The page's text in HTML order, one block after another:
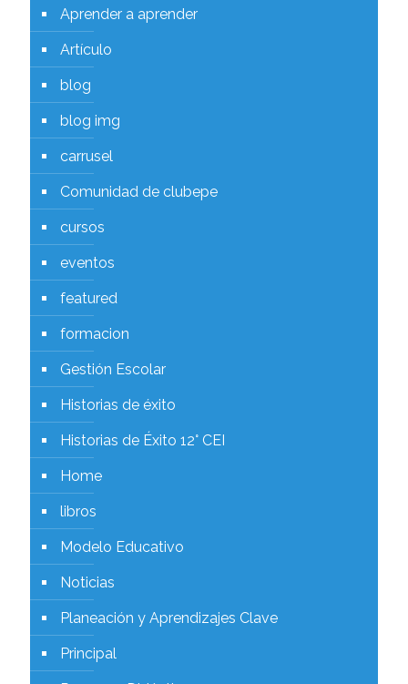
Aprender a aprender
Artículo
blog
blog img
carrusel
Comunidad de clubepe
cursos
eventos
featured
formacion
Gestión Escolar
Historias de éxito
Historias de Éxito 12° CEI
Home
libros
Modelo Educativo
Noticias
Planeación y Aprendizajes Clave
Principal